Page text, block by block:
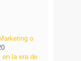
o
en la era de